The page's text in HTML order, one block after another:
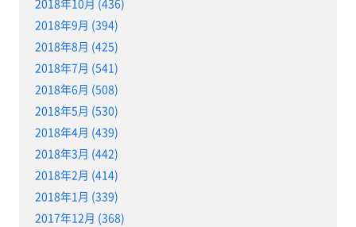
2018年9月 (394)
2018年8月 (425)
2018年7月 (541)
2018年6月 (508)
2018年5月 (530)
2018年4月 (439)
2018年3月 (442)
2018年2月 (414)
2018年1月 (339)
2017年12月 (368)